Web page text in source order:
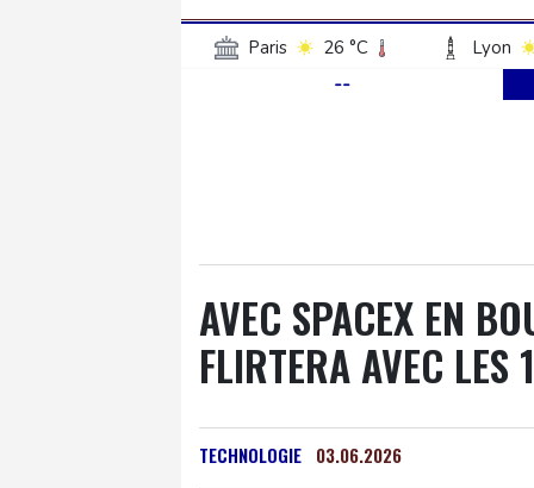
Paris 26 °C Lyon
Luxembourg
--
AVEC SPACEX EN
FLIRTERA AVEC
TECHNOLOGIE 03.06.2026